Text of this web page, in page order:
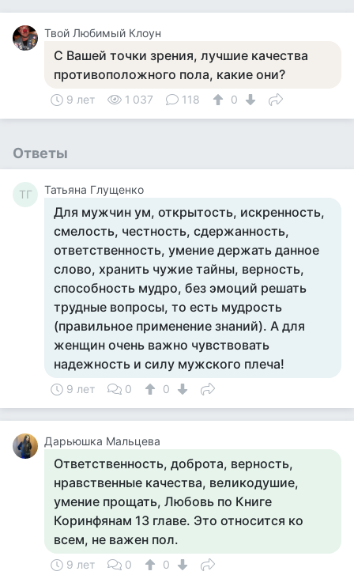
Твой Любимый Клоун
С Вашей точки зрения, лучшие качества
противоположного пола, какие они?
9 лет 1 037 118 0
Ответы
ТГ Татьяна Глущенко
Для мужчин ум, открытость, искренность,
смелость, честность, сдержанность,
ответственность, умение держать данное
слово, хранить чужие тайны, верность,
способность мудро, без эмоций решать
трудные вопросы, то есть мудрость
(правильное применение знаний). А для
женщин очень важно чувствовать
надежность и силу мужского плеча!
9 лет 0 0
Дарьюшка Мальцева
Ответственность, доброта, верность,
нравственные качества, великодушие,
умение прощать, Любовь по Книге
Коринфянам 13 главе. Это относится ко
всем, не важен пол.
9 лет 0 0